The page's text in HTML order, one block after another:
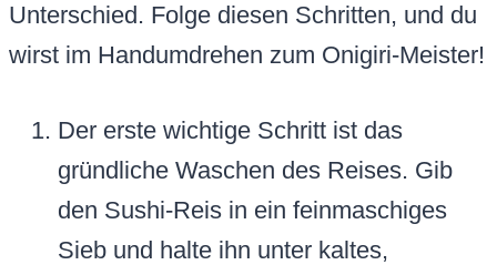
Unterschied. Folge diesen Schritten, und du
wirst im Handumdrehen zum Onigiri-Meister!
Der erste wichtige Schritt ist das
gründliche Waschen des Reises. Gib
den Sushi-Reis in ein feinmaschiges
Sieb und halte ihn unter kaltes,